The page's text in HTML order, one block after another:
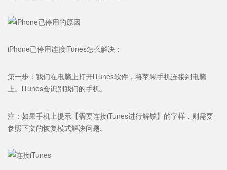
iPhone已停用连接iTunes怎么解决 ：
第一步：我们在电脑上打开iTunes软件，将苹果手机连接到电脑
上。iTunes会识别我们的手机。
注：如果手机上提示【需要连接iTunes进行解锁】的字样，则需要
参照下文的恢复模式解决问题。